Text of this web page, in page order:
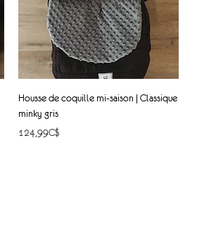
Quick View
Housse de coquille mi-saison | Classique
minky gris
Price
124,99C$